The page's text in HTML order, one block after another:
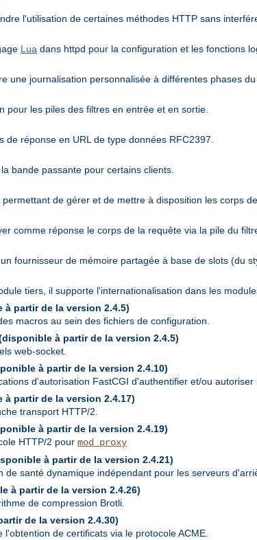
l'utilisation de certaines méthodes HTTP sans
Lua dans httpd pour la configuration et les fonctions
une journalisation personnalisée à différentes phases
pour les piles des filtres en entrée et en sortie.
de réponse en URL de type données RFC2397.
bande passante pour certains clients.
de gérer et de mettre à disposition les corps
comme réponse le corps de la requête via la pile du
fournisseur de mémoire partagée à base de slots (du
tiers, il supporte l'internationalisation dans les
à partir de la version 2.4.5)
macros au sein des fichiers de configuration.
à partir de la version 2.4.5)
web-socket.
à partir de la version 2.4.10)
d'autorisation FastCGI d'authentifier et/ou autoriser
à partir de la version 2.4.17)
transport HTTP/2.
à partir de la version 2.4.19)
HTTP/2 pour mod_proxy
à partir de la version 2.4.21)
de santé dynamique indépendant pour les serveurs
à partir de la version 2.4.26)
de compression Brotli.
de la version 2.4.30)
l'obtention de certificats via le protocole ACME.